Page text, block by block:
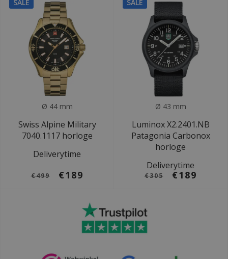
SALE
Ø 44 mm
Swiss Alpine Military
7040.1117 horloge
Deliverytime
€499 €189
SALE
Ø 43 mm
Luminox X2.2401.NB
Patagonia Carbonox
horloge
Deliverytime
€305 €189